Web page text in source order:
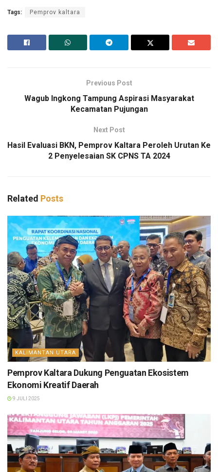
Tags: Pemprov kaltara
Previous Post
Wagub Ingkong Tampung Aspirasi Masyarakat
Kecamatan Pujungan
Next Post
Hasil Evaluasi BKN, Pemprov Kaltara Peroleh Urutan Ke
2 Penyelesaian SK CPNS TA 2024
Related Posts
KALIMANTAN UTARA
Pemprov Kaltara Dukung Penguatan Ekosistem
Ekonomi Kreatif Daerah
9 JULI 2025